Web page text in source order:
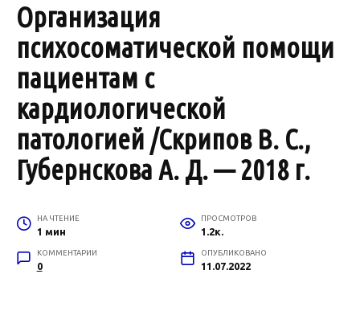
Организация
психосоматической помощи
пациентам с
кардиологической
патологией /Скрипов В. С.,
Губернскова А. Д. — 2018 г.
НА ЧТЕНИЕ
1 мин
ПРОСМОТРОВ
1.2к.
КОММЕНТАРИИ
0
ОПУБЛИКОВАНО
11.07.2022